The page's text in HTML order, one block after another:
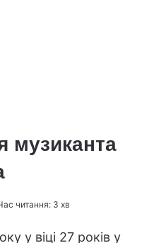
музиканта
читання: 3 хв
у віці 27 років у